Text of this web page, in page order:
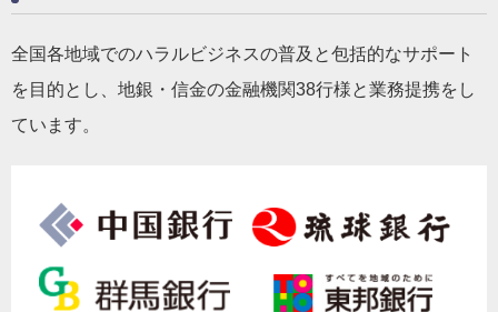
全国各地域でのハラルビジネスの普及と包括的なサポート
を目的とし、地銀・信金の金融機関38行様と業務提携をし
ています。